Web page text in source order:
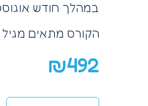
במהלך חודש
הקורס מתאים מגיל 9 חודשים ועד 7 שנים
₪492